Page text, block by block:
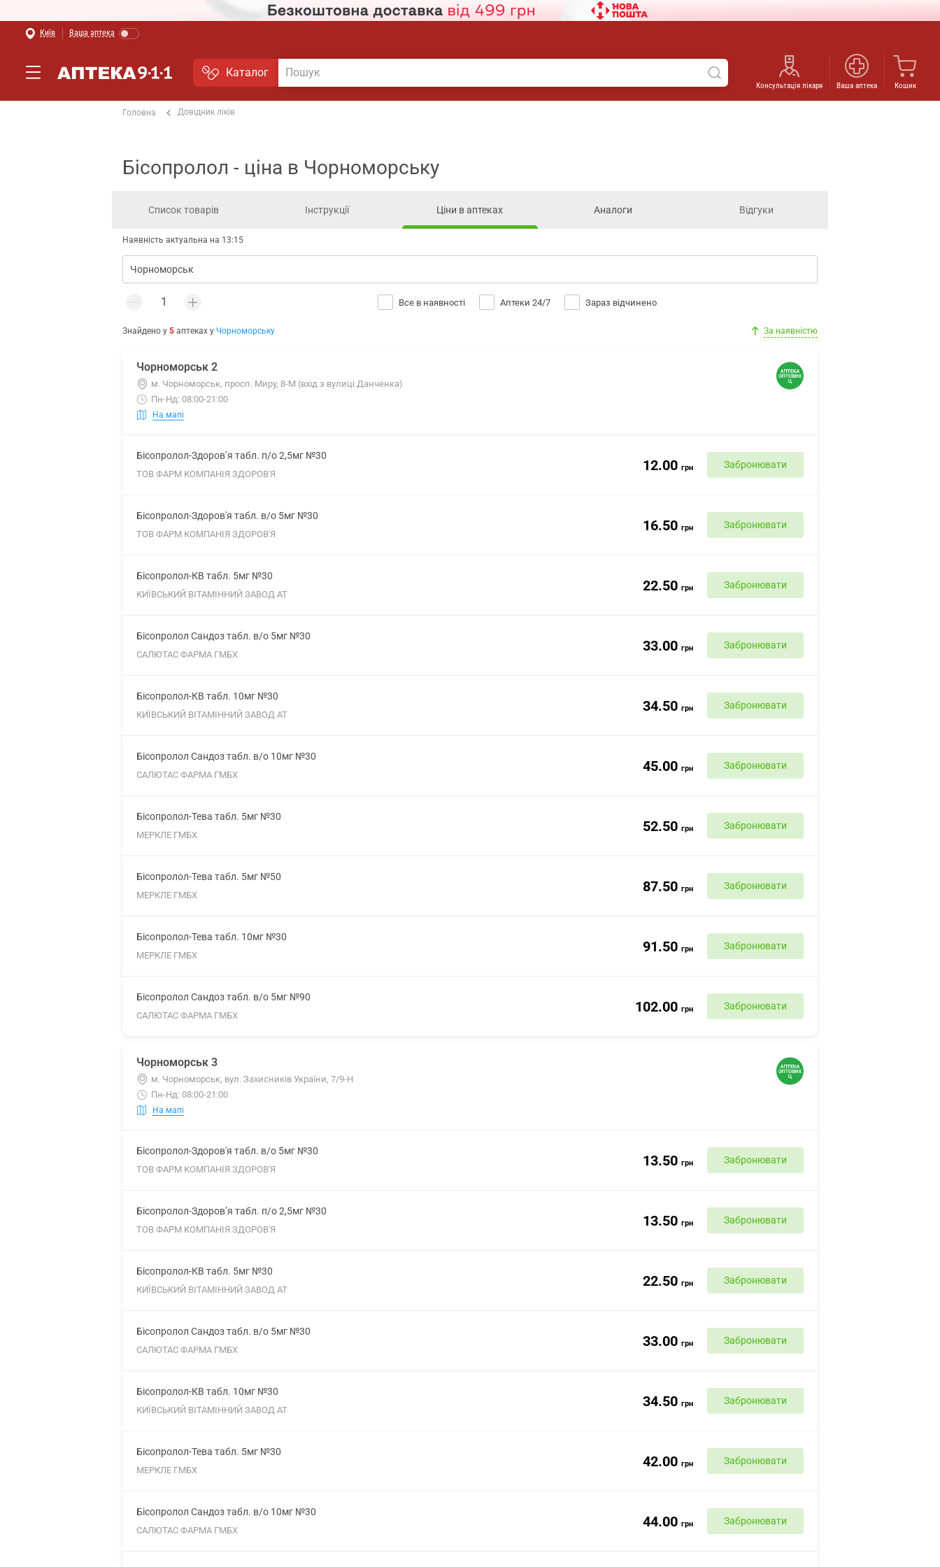
Київ Ваша аптека
Каталог
Консультація лікаря Ваша аптека Кошик
Головна Довідник ліків
Бісопролол - ціна в Чорноморську
Список товарів Інструкції Ціни в аптеках Аналоги Відгуки
Наявність актуальна на 13:15
Все в наявності Аптеки 24/7 Зараз відчинено
Знайдено у 5 аптеках у Чорноморську За наявністю
Чорноморськ 2
м. Чорноморськ, просп. Миру, 8-М (вхід з вулиці Данченка)
Пн-Нд: 08:00-21:00
На мапі
Бісопролол-Здоров’я табл. п/о 2,5мг №30
ТОВ ФАРМ КОМПАНІЯ ЗДОРОВ'Я
12.00 грн Забронювати
Бісопролол-Здоров'я табл. в/о 5мг №30
ТОВ ФАРМ КОМПАНІЯ ЗДОРОВ'Я
16.50 грн Забронювати
Бісопролол-КВ табл. 5мг №30
КИЇВСЬКИЙ ВІТАМІННИЙ ЗАВОД АТ
22.50 грн Забронювати
Бісопролол Сандоз табл. в/о 5мг №30
САЛЮТАС ФАРМА ГМБХ
33.00 грн Забронювати
Бісопролол-КВ табл. 10мг №30
КИЇВСЬКИЙ ВІТАМІННИЙ ЗАВОД АТ
34.50 грн Забронювати
Бісопролол Сандоз табл. в/о 10мг №30
САЛЮТАС ФАРМА ГМБХ
45.00 грн Забронювати
Бісопролол-Тева табл. 5мг №30
МЕРКЛЕ ГМБХ
52.50 грн Забронювати
Бісопролол-Тева табл. 5мг №50
МЕРКЛЕ ГМБХ
87.50 грн Забронювати
Бісопролол-Тева табл. 10мг №30
МЕРКЛЕ ГМБХ
91.50 грн Забронювати
Бісопролол Сандоз табл. в/о 5мг №90
САЛЮТАС ФАРМА ГМБХ
102.00 грн Забронювати
Чорноморськ 3
м. Чорноморськ, вул. Захисників України, 7/9-Н
Пн-Нд: 08:00-21:00
На мапі
Бісопролол-Здоров'я табл. в/о 5мг №30
ТОВ ФАРМ КОМПАНІЯ ЗДОРОВ'Я
13.50 грн Забронювати
Бісопролол-Здоров’я табл. п/о 2,5мг №30
ТОВ ФАРМ КОМПАНІЯ ЗДОРОВ'Я
13.50 грн Забронювати
Бісопролол-КВ табл. 5мг №30
КИЇВСЬКИЙ ВІТАМІННИЙ ЗАВОД АТ
22.50 грн Забронювати
Бісопролол Сандоз табл. в/о 5мг №30
САЛЮТАС ФАРМА ГМБХ
33.00 грн Забронювати
Бісопролол-КВ табл. 10мг №30
КИЇВСЬКИЙ ВІТАМІННИЙ ЗАВОД АТ
34.50 грн Забронювати
Бісопролол-Тева табл. 5мг №30
МЕРКЛЕ ГМБХ
42.00 грн Забронювати
Бісопролол Сандоз табл. в/о 10мг №30
САЛЮТАС ФАРМА ГМБХ
44.00 грн Забронювати